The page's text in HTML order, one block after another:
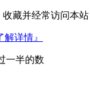
收藏并经常访问本
解详情』
一半的数